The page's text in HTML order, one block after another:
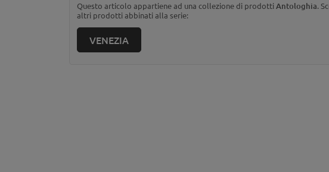
Questo articolo appartiene ad una collezione di prodotti Antologhia.
altri prodotti abbinati alla serie:
VENEZIA